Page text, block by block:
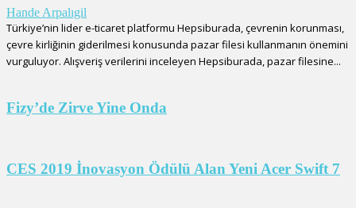
Hande Arpalıgil
Türkiye’nin lider e-ticaret platformu Hepsiburada, çevrenin korunması,
çevre kirliğinin giderilmesi konusunda pazar filesi kullanmanın önemini
vurguluyor. Alışveriş verilerini inceleyen Hepsiburada, pazar filesine...
Fizy’de Zirve Yine Onda
CES 2019 İnovasyon Ödülü Alan Yeni Acer Swift 7